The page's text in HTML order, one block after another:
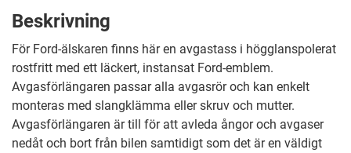
Beskrivning
För Ford-älskaren finns här en avgastass i högglanspolerat
rostfritt med ett läckert, instansat Ford-emblem.
Avgasförlängaren passar alla avgasrör och kan enkelt
monteras med slangklämma eller skruv och mutter.
Avgasförlängaren är till för att avleda ångor och avgaser
nedåt och bort från bilen samtidigt som det är en väldigt